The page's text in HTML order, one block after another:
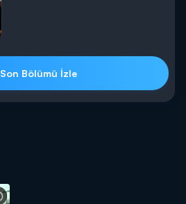
Son Bölümü İzle